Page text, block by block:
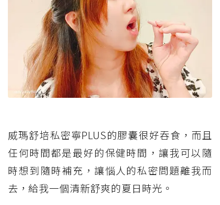
威瑪舒培私密寧PLUS的膠囊很好吞食，而且
任何時間都是最好的保健時間，讓我可以隨
時想到隨時補充，讓惱人的私密問題離我而
去，給我一個清新舒爽的夏日時光。